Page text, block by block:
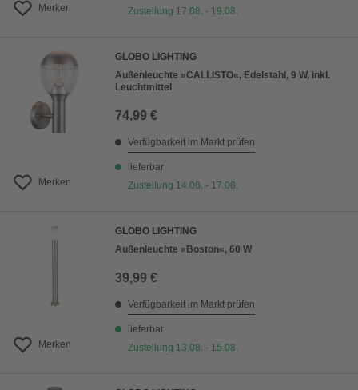
Merken
Zustellung 17.08. - 19.08.
Merken
GLOBO LIGHTING
Außenleuchte »CALLISTO«, Edelstahl, 9 W, inkl.
Leuchtmittel
74,99 €
Verfügbarkeit im Markt prüfen
lieferbar
Zustellung 14.08. - 17.08.
Merken
GLOBO LIGHTING
Außenleuchte »Boston«, 60 W
39,99 €
Verfügbarkeit im Markt prüfen
lieferbar
Zustellung 13.08. - 15.08.